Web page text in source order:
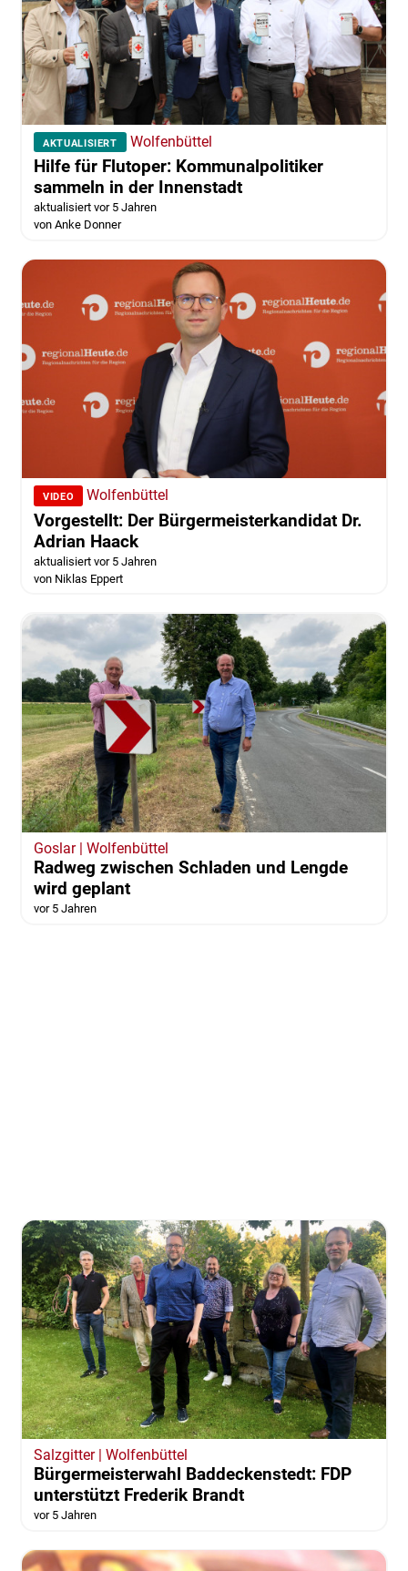
AKTUALISIERT Wolfenbüttel
Hilfe für Flutoper: Kommunalpolitiker
sammeln in der Innenstadt
aktualisiert vor 5 Jahren
von Anke Donner
VIDEO Wolfenbüttel
Vorgestellt: Der Bürgermeisterkandidat Dr.
Adrian Haack
aktualisiert vor 5 Jahren
von Niklas Eppert
Goslar | Wolfenbüttel
Radweg zwischen Schladen und Lengde
wird geplant
vor 5 Jahren
Salzgitter | Wolfenbüttel
Bürgermeisterwahl Baddeckenstedt: FDP
unterstützt Frederik Brandt
vor 5 Jahren